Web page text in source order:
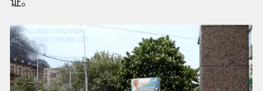
当地媒体《马里乌波尔市》（MRPL City）报
道，这些坦克来自72旅。
与此同时，冲突爆发原因受到当地居民的质疑。